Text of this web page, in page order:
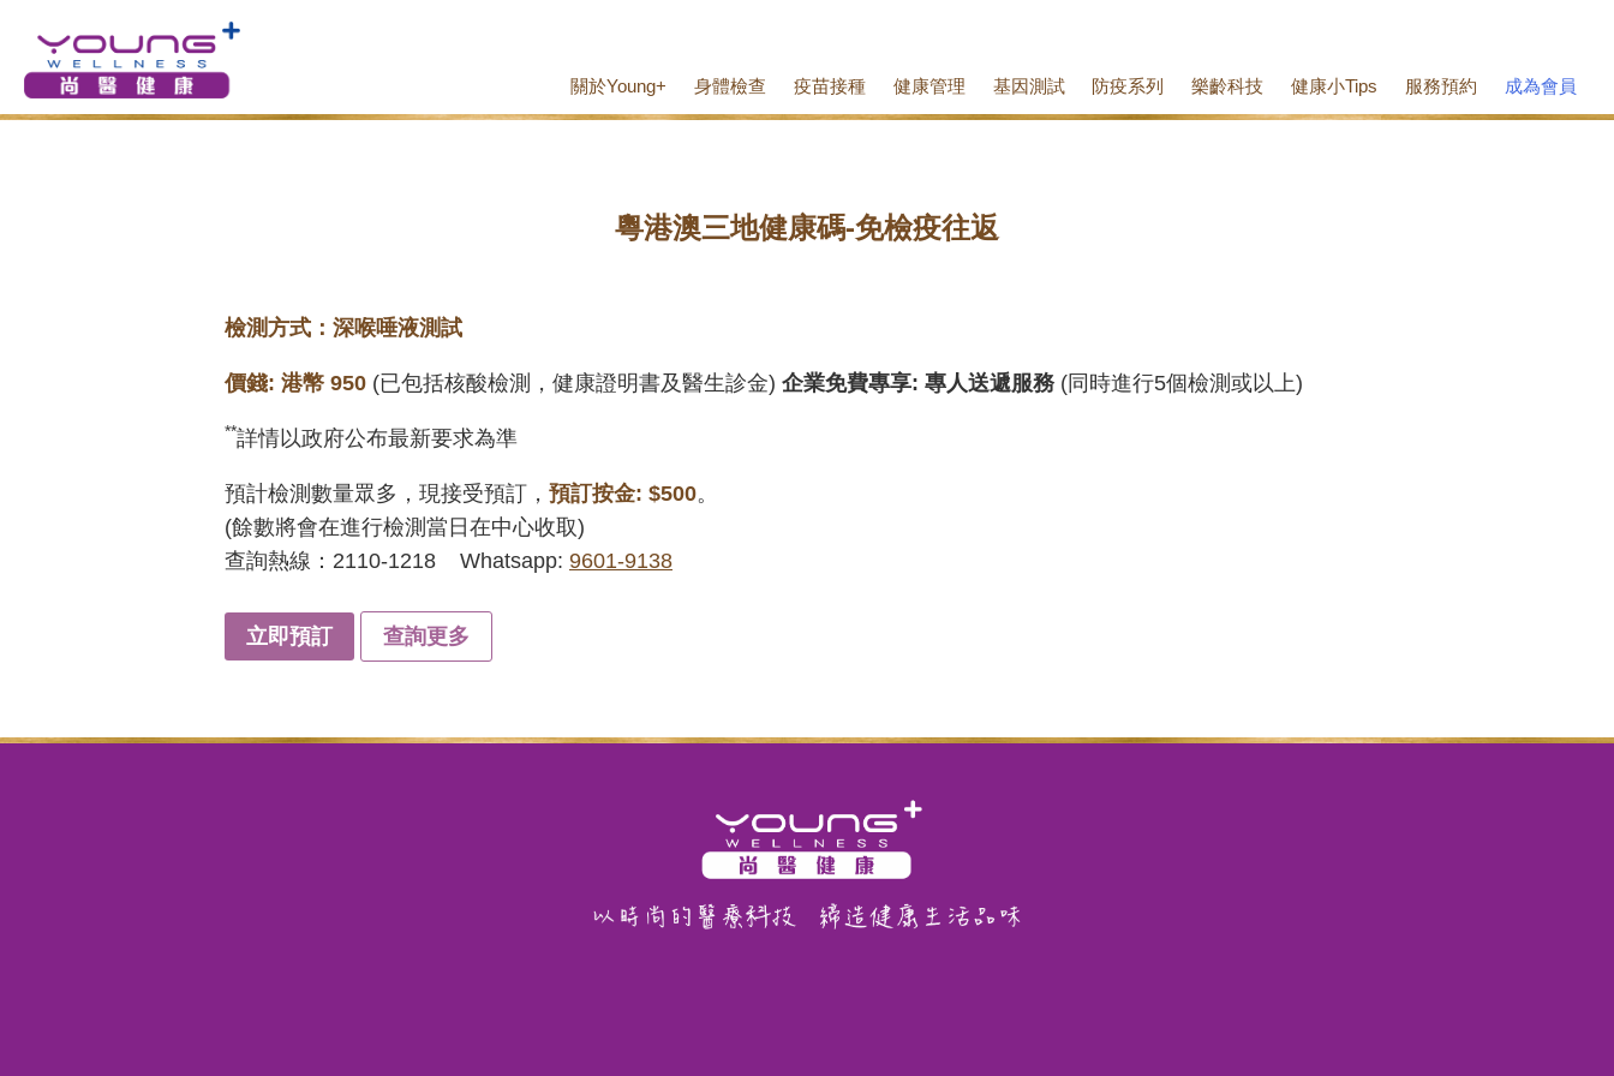
關於Young+ 身體檢查 疫苗接種 健康管理 基因測試 防疫系列 樂齡科技 健康小Tips 服務預約 成為會員
粵港澳三地健康碼-免檢疫往返
檢測方式：深喉唾液測試
價錢: 港幣 950 (已包括核酸檢測，健康證明書及醫生診金) 企業免費專享: 專人送遞服務 (同時進行5個檢測或以上)
**詳情以政府公布最新要求為準
預計檢測數量眾多，現接受預訂， 預訂按金: $500。
(餘數將會在進行檢測當日在中心收取)
查詢熱線：2110-1218
Whatsapp: 9601-9138
立即預訂 查詢更多